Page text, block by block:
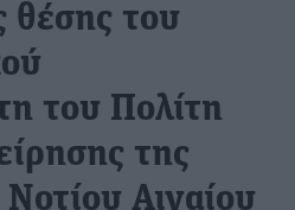
θέσης του
του Πολίτη
της
Αιγαίου